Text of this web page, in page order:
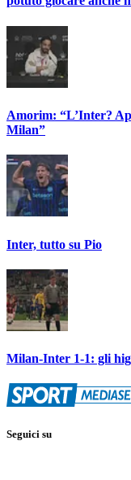
Amorim: “L’Inter?
Milan”
Inter, tutto su Pio
Milan-Inter 1-1: gli
Seguici su